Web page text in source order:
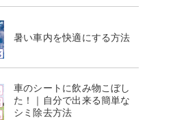
暑い車内を快適にする方法
車のシートに飲み物こぼし
た！｜自分で出来る簡単な
シミ除去方法